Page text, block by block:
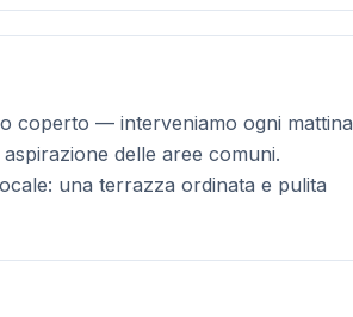
coperto — interveniamo ogni mattina
delle aree comuni.
una terrazza ordinata e pulita